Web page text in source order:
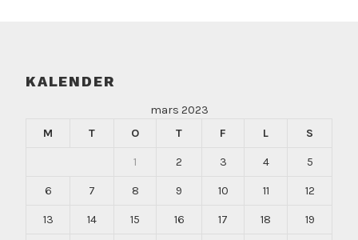
KALENDER
mars 2023
M
T O T F L S
1 2 3 4 5
6 7 8 9 10 11 12
13 14 15 16 17 18 19